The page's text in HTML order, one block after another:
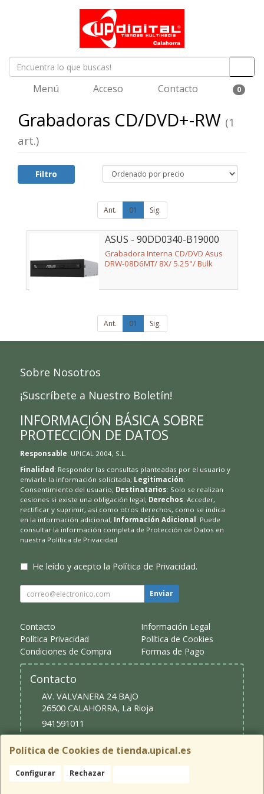
Menú Acceso Contacto 0
Grabadoras CD/DVD+-RW (1
art.)
Filtro
Ant. 01 Sig.
ASUS - 90DD0340-B19000
Grabadora Interna CD/DVD Asus
DRW-08D6MT/ 8X/ 5.25"/ Bulk
Ant. 01 Sig.
Política de Cookies de tienda.upical.es
Configurar Rechazar
Sobre Nosotros
¡Suscríbete a Nuestro Boletín!
INFORMACIÓN BÁSICA SOBRE
PROTECCIÓN DE DATOS
Responsable: UPICAL 2004, S.L.
Finalidad : Responder las consultas planteadas por el usuario y
enviarle la información solicitada; Legitimación:
Consentimiento del usuario; Destinatarios: Solo se realizan
cesiones si existe una obligación legal; Derechos: Acceder,
rectificar y suprimir, así como otros derechos, como se indica
en la información adicional; Información Adicional : Puede
consultar la información completa de Protección de Datos en
nuestra Política de Privacidad.
He leído y acepto la Política de Privacidad.
Enviar
Contacto
Información Legal
Política Privacidad
Política de Cookies
Condiciones de Compra
Formas de Pago
Contacto
AV. VALVANERA 24 BAJO
26500 CALAHORRA, La Rioja
941591011
upical@upical.es
Horario